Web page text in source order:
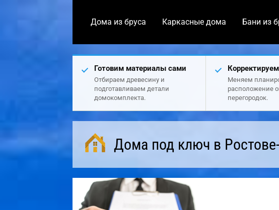
Дома из бруса Каркасные дома Бани из
Готовим материалы сами
Отбираем древесину и
подготавливаем детали
домокомплекта.
Меняем
расположение
перегородок.
Дома под ключ в